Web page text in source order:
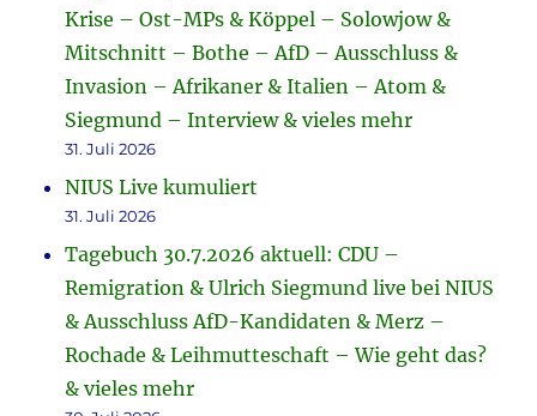
Krise – Ost-MPs & Köppel – Solowjow &
Mitschnitt – Bothe – AfD – Ausschluss &
Invasion – Afrikaner & Italien – Atom &
Siegmund – Interview & vieles mehr
31. Juli 2026
NIUS Live kumuliert
31. Juli 2026
Tagebuch 30.7.2026 aktuell: CDU –
Remigration & Ulrich Siegmund live bei NIUS
& Ausschluss AfD-Kandidaten & Merz –
Rochade & Leihmutteschaft – Wie geht das?
& vieles mehr